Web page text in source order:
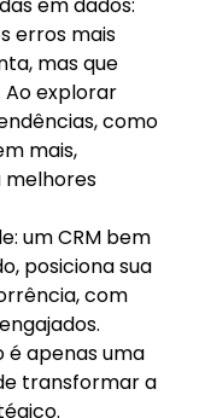
erros mais
mas que
explorar
como
mais,
melhores
um CRM bem
posiciona sua
com
é apenas uma
transformar a